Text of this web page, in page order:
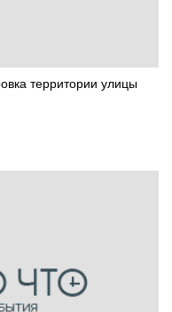
территории улицы